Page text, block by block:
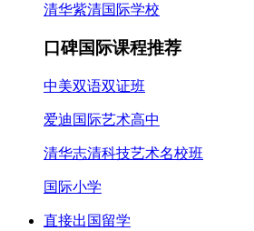
清华紫清国际学校
口碑国际课程推荐
中美双语双证班
爱迪国际艺术高中
清华志清科技艺术名校班
国际小学
直接出国留学